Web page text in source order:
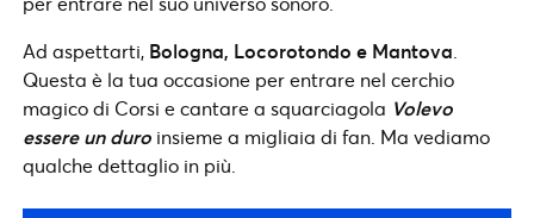
Ad aspettarti, Bologna, Locorotondo e Mantova
Questa è la tua occasione per entrare nel cerchio
magico di Corsi e cantare a squarciagola Volevo
essere un duro insieme a migliaia di fan. Ma vediamo
qualche dettaglio in più.